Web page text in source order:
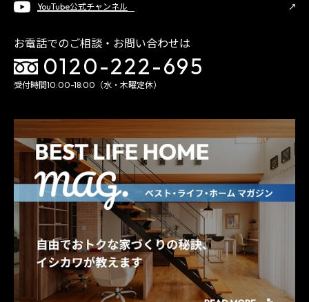
YouTube公式チャンネル
お電話でのご相談・お問い合わせは
0120-222-695
受付時間10:00-18:00（水・木曜定休）